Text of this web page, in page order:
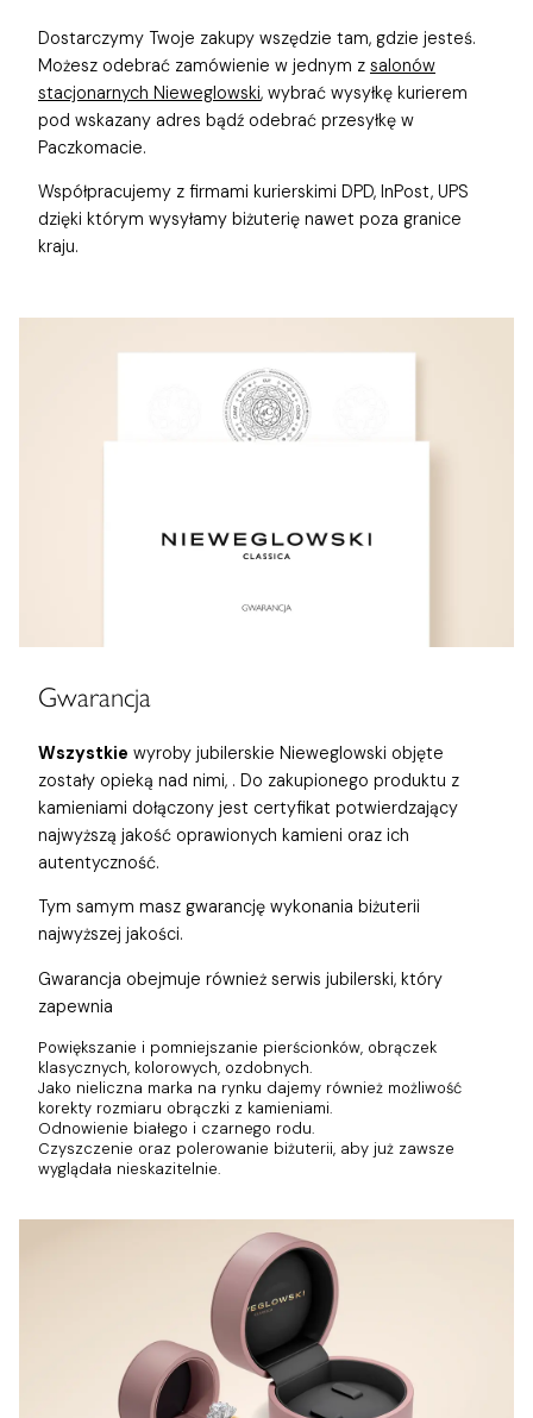
Dostarczymy Twoje zakupy wszędzie tam, gdzie jesteś.
Możesz odebrać zamówienie w jednym z salonów
stacjonarnych Nieweglowski, wybrać wysyłkę kurierem
pod wskazany adres bądź odebrać przesyłkę w
Paczkomacie.
Współpracujemy z firmami kurierskimi DPD, InPost, UPS
dzięki którym wysyłamy biżuterię nawet poza granice
kraju.
Gwarancja
Wszystkie wyroby jubilerskie Nieweglowski objęte
zostały opieką nad nimi, . Do zakupionego produktu z
kamieniami dołączony jest certyfikat potwierdzający
najwyższą jakość oprawionych kamieni oraz ich
autentyczność.
Tym samym masz gwarancję wykonania biżuterii
najwyższej jakości.
Gwarancja obejmuje również serwis jubilerski, który
zapewnia
Powiększanie i pomniejszanie pierścionków, obrączek
klasycznych, kolorowych, ozdobnych.
Jako nieliczna marka na rynku dajemy również możliwość
korekty rozmiaru obrączki z kamieniami.
Odnowienie białego i czarnego rodu.
Czyszczenie oraz polerowanie biżuterii, aby już zawsze
wyglądała nieskazitelnie.